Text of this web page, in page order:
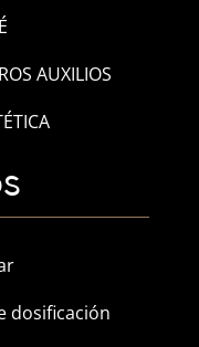
AUXILIOS
dosificación